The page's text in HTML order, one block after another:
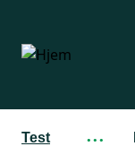
hovedindhold
Test ···